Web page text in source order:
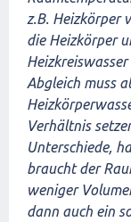
z.B. Heizkörper
die Heizkörper
Abgleich muss
Verhältnis
Unterschiede,
braucht der
weniger
dann auch ein